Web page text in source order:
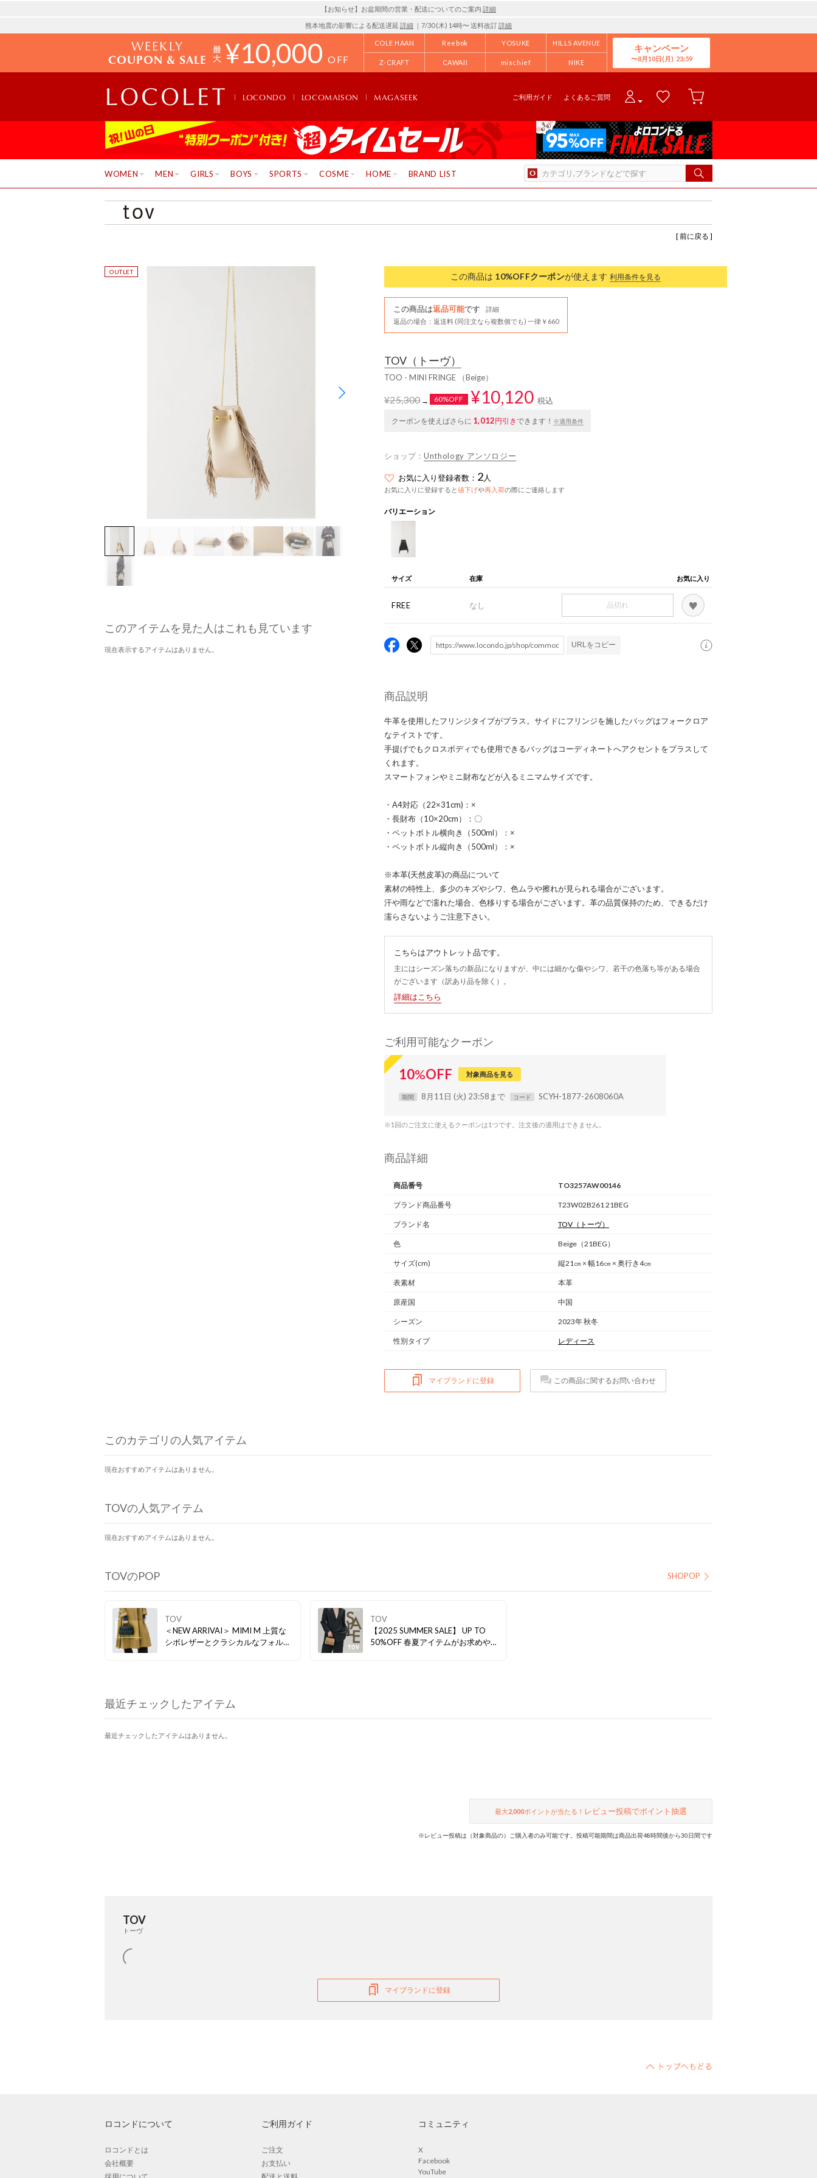
【お知らせ】お盆期間の営業・配送についてのご案内 詳細
熊本地震の影響による配送遅延 詳細 ｜7/30 (木) 14時〜 送料改訂詳細
WEEKLY
COUPON & SALE ¥10,000 OFF
COLE HAAN Reebok YOSUKE HILLS AVENUE
Z-CRAFT CAWAII mischief NIKE
キャンペーン
8月10日(月)
LOCONDO LOCOMAISON MAGASEEK ご利用ガイド よくあるご質問
WOMEN MEN GIRLS BOYS SPORTS COSME HOME BRAND LIST
[ 前に戻る ]
このアイテムを見た人はこれも見ています
現在表示するアイテムはありません。
この商品は 10%OFFクーポンが使えます 利用条件を見る
この商品は返品可能です
詳細
返品の場合：返送料 (同注文なら複数個でも) 一律￥660
TOV （トーヴ）
TOO - MINI FRINGE （Beige）
¥25,300→ 60%OFF ¥10,120 税込
クーポンを使えばさらに 1,012円引きできます！ ※適用条件
ショップ： Unthology アンソロジー
お気に入り登録者数： 2人
お気に入りに登録すると値下げや再入荷の際にご連絡します
バリエーション
サイズ 在庫 お気に入り
FREE なし 品切れ
URLをコピー
商品説明
牛革を使用したフリンジタイプがプラス。サイドにフリンジを施したバッグはフォークロア
なテイストです。
手提げでもクロスボディでも使用できるバッグはコーディネートへアクセントをプラスして
くれます。
スマートフォンやミニ財布などが入るミニマムサイズです。
・A4対応（22×31cm)：×
・長財布（10×20cm）：〇
・ペットボトル横向き（500ml）：×
・ペットボトル縦向き（500ml）：×
※本革(天然皮革)の商品について
素材の特性上、多少のキズやシワ、色ムラや擦れが見られる場合がございます。
汗や雨などで濡れた場合、色移りする場合がございます。革の品質保持のため、できるだけ
濡らさないようご注意下さい。
こちらはアウトレット品です。
主にはシーズン落ちの新品になりますが、中には細かな傷やシワ、若干の色落ち等がある場合
がございます（訳あり品を除く）。
詳細はこちら
ご利用可能なクーポン
10%OFF 対象商品を見る
期間 8月11日 (火) 23:58まで コード SCYH-1877-2608060A
※1回のご注文に使えるクーポンは1つです。注文後の適用はできません。
商品詳細
商品番号 TO3257AW00146
ブランド商品番号 T23W02B261 21BEG
ブランド名 TOV （トーヴ）
色 Beige（21BEG）
サイズ(cm) 縦21㎝ × 幅16㎝ × 奥行き4㎝
表素材 本革
原産国 中国
シーズン 2023年 秋冬
性別タイプ レディース
マイブランドに登録 この商品に関するお問い合わせ
このカテゴリの人気アイテム
現在おすすめアイテムはありません。
TOVの人気アイテム
現在おすすめアイテムはありません。
TOVのPOP SHOPOP
TOV
＜NEW ARRIVAI＞ MIMI M 上質な
シボレザーとクラシカルなフォルム
TOV
【2025 SUMMER SALE】 UP TO
50%OFF 春夏アイテムがお求めやす
最近チェックしたアイテム
最近チェックしたアイテムはありません。
最大2,000ポイントが当たる！ レビュー投稿でポイント抽選
※レビュー投稿は（対象商品の）ご購入者のみ可能です。投稿可能期間は商品出荷48時間後から30日間です
TOV
トーヴ
マイブランドに登録
ロコンドについて
ロコンドとは
会社概要
ご利用ガイド
ご注文
お支払い
コミュニティ
X
Facebook
YouTube